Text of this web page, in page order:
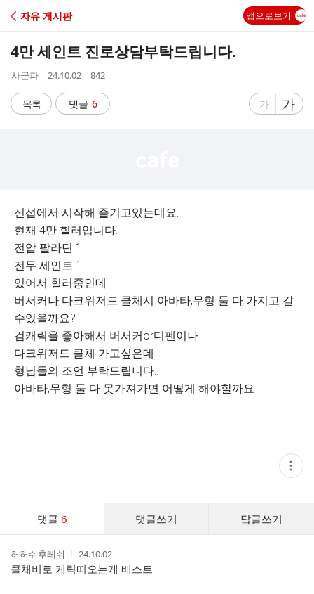
C
A
자유 게시판 앱으로보기
4만 세인트 진로상담부탁드립니다.
작
자
사군파
작
시
간
24.10.02
조
수
842
목록 댓글 6
글
가
글
자
가
신섭에서 시작해 즐기고있는데요.
현재 4만 힐러입니다.
전압 팔라딘 1
전무 세인트 1
있어서 힐러중인데
버서커나 다크위저드 클체시 아바타,무형 둘 다 가지고 갈
수있을까요?
검캐릭을 좋아해서 버서커or디펜이나
다크위저드 클체 가고싶은데
형님들의 조언 부탁드립니다..
아바타,무형 둘 다 못가져가면 어떻게 해야할까요
현
재
글
기
댓글 6 댓글쓰기 답글쓰기
스
작
성
자
허허쉬후레쉬
작
성
시
간
24.10.02
클채비로 케릭떠오는게 베스트